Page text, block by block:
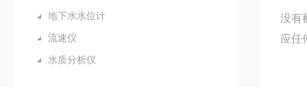
地下水水位计
流速仪
水质分析仪
没有
应任